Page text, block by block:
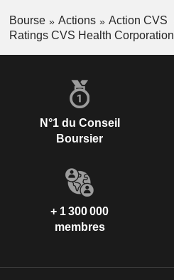
Bourse Actions
Action CVS
Ratings CVS Health Corporation
N°1 du Conseil
Boursier
+ 1 300 000
membres